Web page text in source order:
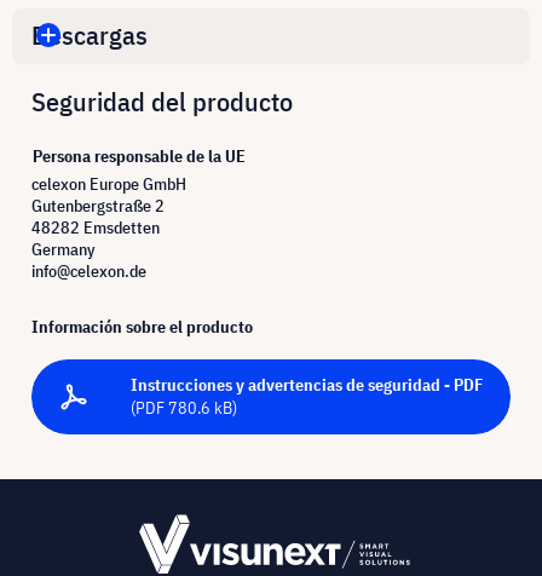
Descargas
Seguridad del producto
Persona responsable de la UE
celexon Europe GmbH
Gutenbergstraße 2
48282 Emsdetten
Germany
info@celexon.de
Información sobre el producto
Instrucciones y advertencias de seguridad - PDF
(PDF 780.6 kB)